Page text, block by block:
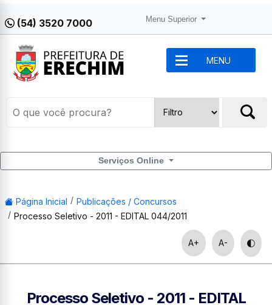
(54) 3520 7000 Menu Superior
MENU
Serviços Online
Página Inicial
Publicações / Concursos
Processo Seletivo - 2011 - EDITAL 044/2011
A+ A-
Processo Seletivo - 2011 - EDITAL